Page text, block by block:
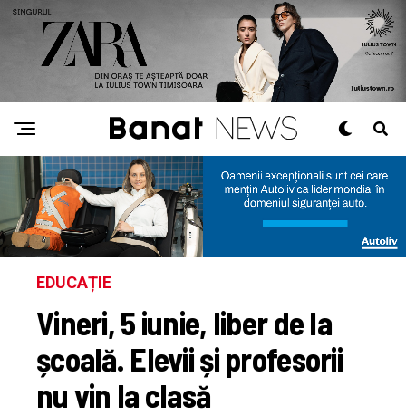
EDUCAȚIE
Vineri, 5 iunie, liber de la
școală. Elevii și profesorii
nu vin la clasă